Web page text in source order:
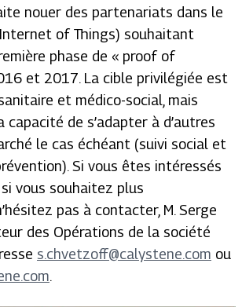
nouer des partenariats dans le
of Things) souhaitant
phase de « proof of
et 2017. La cible privilégiée est
et médico-social, mais
capacité de s’adapter à d’autres
le cas échéant (suivi social et
Si vous êtes intéressés
vous souhaitez plus
pas à contacter, M. Serge
des Opérations de la société
s.chvetzoff@calystene.com ou
.